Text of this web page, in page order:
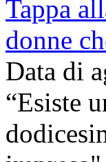
Tappa
donne
Data di
“Esiste